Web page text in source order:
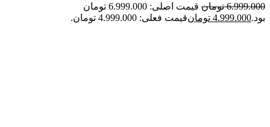
6.999.000 تومان
قیمت اصلی: 6.999.000 تومان
بود.4.999.000 تومانقیمت فعلی: 4.999.000 تومان.